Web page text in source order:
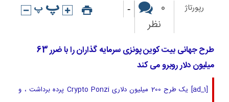
رپورتاژ
0
نظر
-
طرح جهانی بیت کوین پونزی سرمایه گذاران را با ضرر 63
میلیون دلار روبرو می کند
[ad_1] یک طرح 200 میلیون دلاری Crypto Ponzi پرده برداشت ، و